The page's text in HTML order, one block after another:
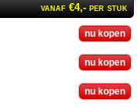
vanaf €4,- per stuk
nu kopen
nu kopen
nu kopen